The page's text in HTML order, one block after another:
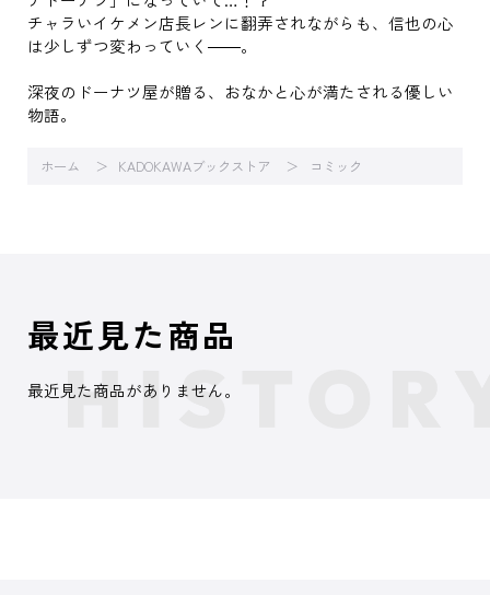
チャラいイケメン店長レンに翻弄されながらも、信也の心
は少しずつ変わっていく――。
深夜のドーナツ屋が贈る、おなかと心が満たされる優しい
物語。
ホーム KADOKAWAブックストア コミック
最近見た商品
最近見た商品がありません。